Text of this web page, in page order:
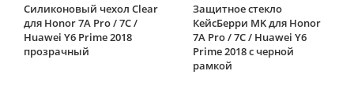
Силиконовый чехол Clear
для Honor 7A Pro / 7C /
Huawei Y6 Prime 2018
прозрачный
Защитное стекло
КейсБерри MK для Honor
7A Pro / 7C / Huawei Y6
Prime 2018 с черной
рамкой